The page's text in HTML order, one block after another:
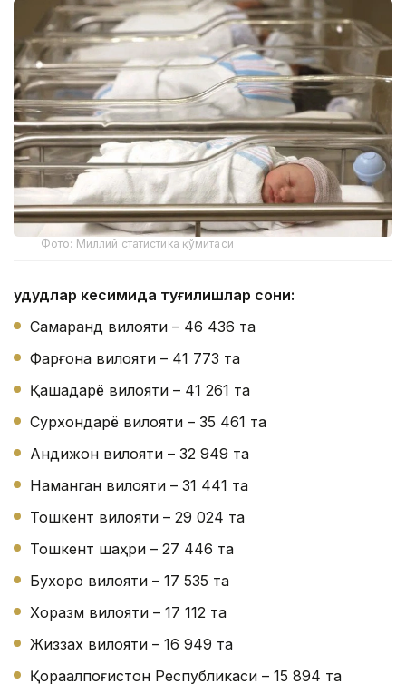
Фото: Миллий статистика қўмитаси
Ҳудудлар кесимида туғилишлар сони:
Самарқанд вилояти – 46 436 та
Фарғона вилояти – 41 773 та
Қашқадарё вилояти – 41 261 та
Сурхондарё вилояти – 35 461 та
Андижон вилояти – 32 949 та
Наманган вилояти – 31 441 та
Тошкент вилояти – 29 024 та
Тошкент шаҳри – 27 446 та
Бухоро вилояти – 17 535 та
Хоразм вилояти – 17 112 та
Жиззах вилояти – 16 949 та
Қорақалпоғистон Республикаси – 15 894 та